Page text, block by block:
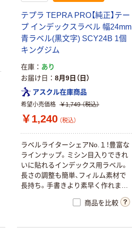
テプラ TEPRA PRO【純正】テー
プ インデックスラベル 幅24mm
青ラベル(黒文字) SCY24B 1個
キングジム
在庫
あり
お届け日
8月9日（日）
アスクル在庫商品
希望小売価格 ￥1,749 （税込）
￥1,240 （税込）
ラベルライターシェアNo.１！豊富な
ラインナップ。ミシン目入りできれ
いに貼れるインデックス用ラベル。
長さの調整も簡単、フィルム素材で
長持ち。手書きより素早く作れま
商品を比較